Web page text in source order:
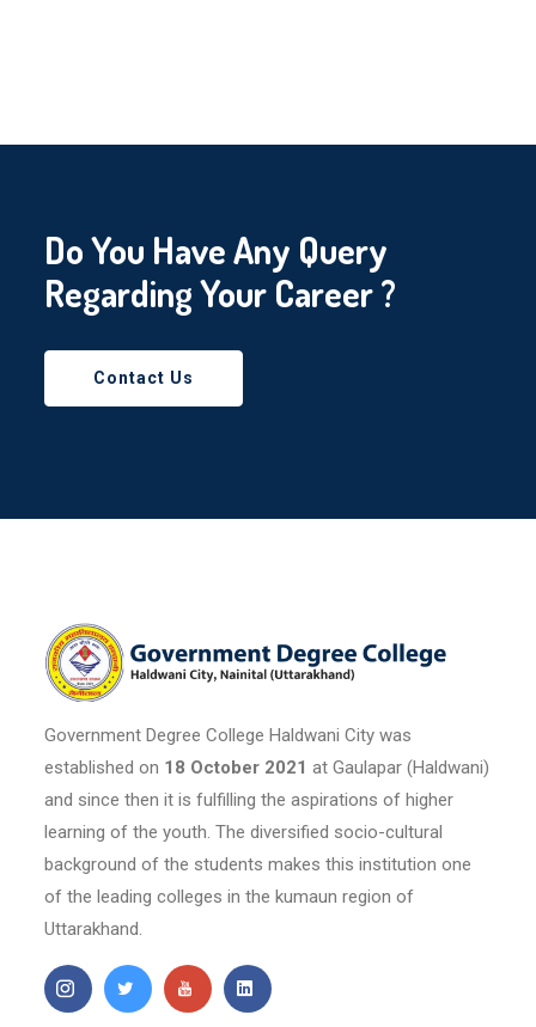
Do You Have Any Query
Regarding Your Career ?
Contact Us
Government Degree College Haldwani City was
established on 18 October 2021 at Gaulapar (Haldwani)
and since then it is fulfilling the aspirations of higher
learning of the youth. The diversified socio-cultural
background of the students makes this institution one
of the leading colleges in the kumaun region of
Uttarakhand.